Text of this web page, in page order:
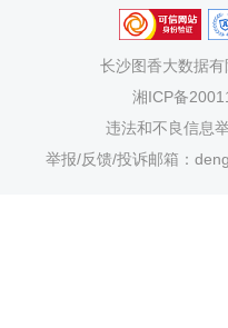
长沙图香大数据有
湘ICP备
违法和不良信息
举报/反馈/投诉邮箱：